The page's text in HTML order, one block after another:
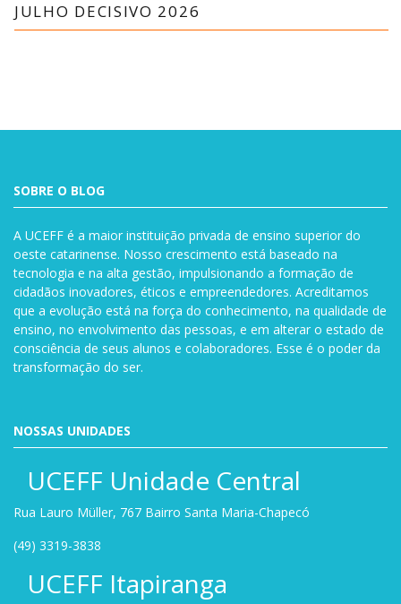
JULHO DECISIVO 2026
SOBRE O BLOG
A UCEFF é a maior instituição privada de ensino superior do
oeste catarinense. Nosso crescimento está baseado na
tecnologia e na alta gestão, impulsionando a formação de
cidadãos inovadores, éticos e empreendedores. Acreditamos
que a evolução está na força do conhecimento, na qualidade de
ensino, no envolvimento das pessoas, e em alterar o estado de
consciência de seus alunos e colaboradores. Esse é o poder da
transformação do ser.
NOSSAS UNIDADES
UCEFF Unidade Central
Rua Lauro Müller, 767 Bairro Santa Maria-Chapecó
(49) 3319-3838
UCEFF Itapiranga